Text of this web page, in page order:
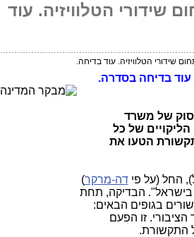
הטלוויזיה. עוד
שידורי הטלוויזיה. עוד בדיחה.
בדיחה בסדרה.
של משרד
של כל
הטעו את
החל (על פידה-מרקר)
בישראל". הבדיקה, תחת
בגופים הבאים:
הציבורי. זו הפעם
התקשורת.